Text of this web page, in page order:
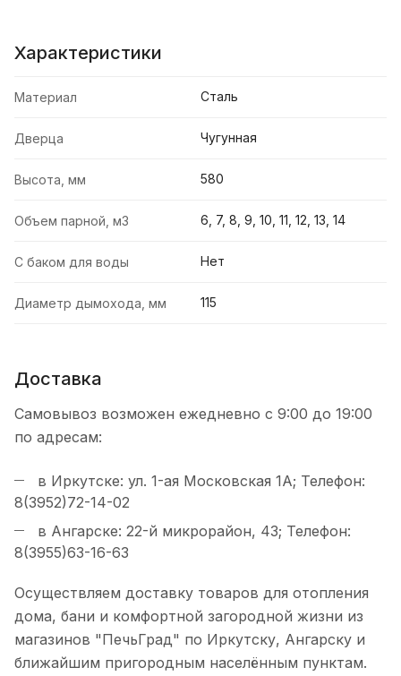
Характеристики
Материал Сталь
Дверца Чугунная
Высота, мм 580
Объем парной, м3 6, 7, 8, 9, 10, 11, 12, 13, 14
С баком для воды Нет
Диаметр дымохода, мм 115
Доставка
Самовывоз возможен ежедневно с 9:00 до 19:00
по адресам:
в Иркутске: ул. 1-ая Московская 1А; Телефон:
8(3952)72-14-02
в Ангарске: 22-й микрорайон, 43; Телефон:
8(3955)63-16-63
Осуществляем доставку товаров для отопления
дома, бани и комфортной загородной жизни из
магазинов "ПечьГрад" по Иркутску, Ангарску и
ближайшим пригородным населённым пунктам.